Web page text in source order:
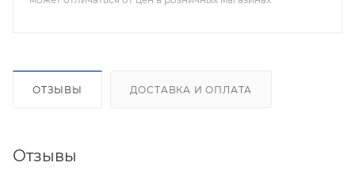
ОТЗЫВЫ ДОСТАВКА И ОПЛАТА
Отзывы